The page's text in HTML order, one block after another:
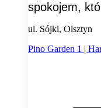
spokojem,
ul. Sójki, Olsztyn
Pino Garden 1 |